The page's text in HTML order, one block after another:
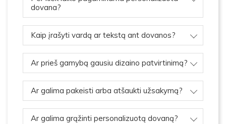
dovana?
Kaip įrašyti vardą ar tekstą ant dovanos?
Ar prieš gamybą gausiu dizaino patvirtinimą?
Ar galima pakeisti arba atšaukti užsakymą?
Ar galima grąžinti personalizuotą dovaną?